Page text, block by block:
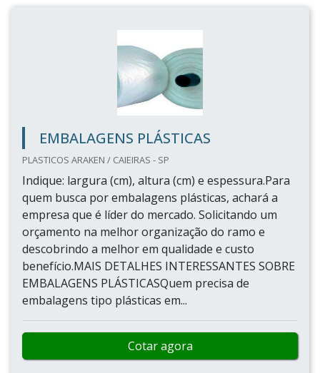
EMBALAGENS PLÁSTICAS
PLASTICOS ARAKEN / CAIEIRAS - SP
Indique: largura (cm), altura (cm) e espessura.Para
quem busca por embalagens plásticas, achará a
empresa que é líder do mercado. Solicitando um
orçamento na melhor organização do ramo e
descobrindo a melhor em qualidade e custo
benefício.MAIS DETALHES INTERESSANTES SOBRE
EMBALAGENS PLÁSTICASQuem precisa de
embalagens tipo plásticas em...
Cotar agora